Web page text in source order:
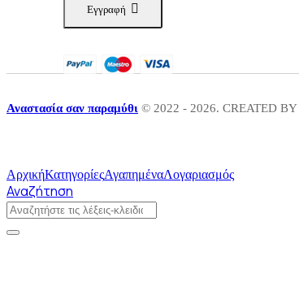
Εγγραφή
Αναστασία σαν παραμύθι © 2022 - 2026. CREATED BY
ΑρχικήΚατηγορίεςΑγαπημέναΛογαριασμός
Αναζήτηση